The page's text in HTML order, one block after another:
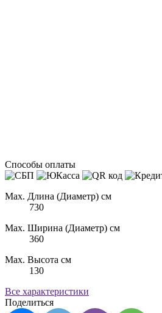
Способы оплаты
Max. Длина (Диаметр) см
730
Max. Ширина (Диаметр) см
360
Max. Высота см
130
Все характеристики
Поделиться